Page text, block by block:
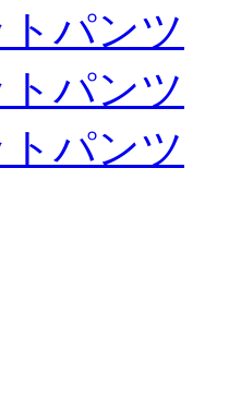
パンツ
パンツ
パンツ